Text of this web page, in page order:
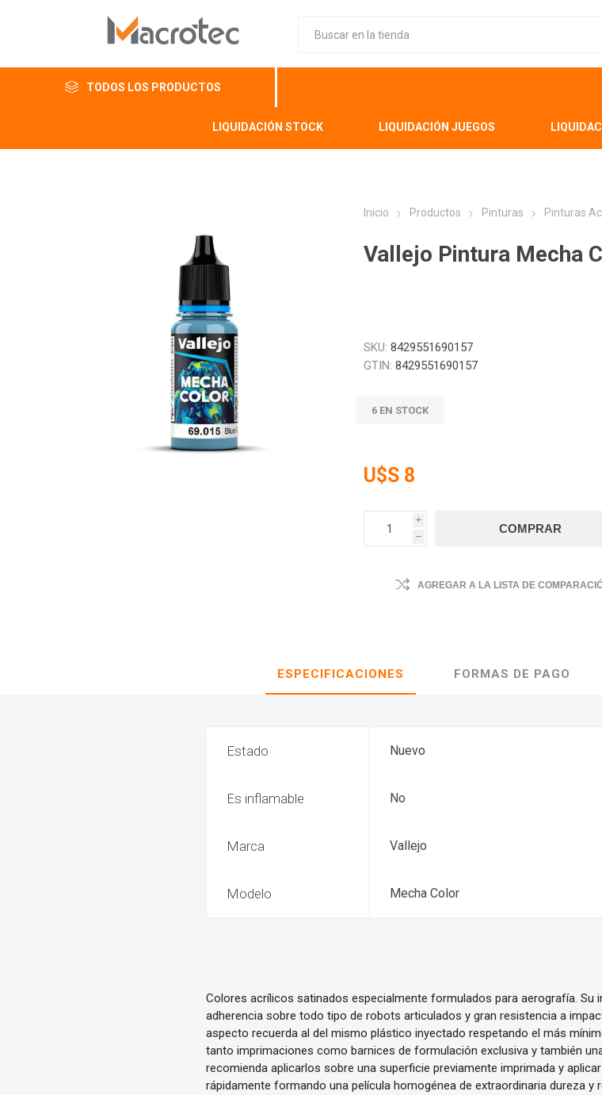
TODOS LOS PRODUCTOS
LIQUIDACIÓN STOCK LIQUIDACIÓN JUEGOS
Inicio Productos Pinturas Pinturas
Vallejo Pintura Mecha
SKU: 8429551690157
GTIN: 8429551690157
6 EN STOCK
U$S 8
i
h
AGREGAR A LA LISTA DE
ESPECIFICACIONES FORMAS DE PAGO
Estado Nuevo
Es inflamable No
Marca Vallejo
Modelo Mecha Color
Colores acrílicos satinados especialmente formulados para aerografía. Su
adherencia sobre todo tipo de robots articulados y gran resistencia a
aspecto recuerda al del mismo plástico inyectado respetando el más
tanto imprimaciones como barnices de formulación exclusiva y también
recomienda aplicarlos sobre una superficie previamente imprimada y
rápidamente formando una película homogénea de extraordinaria dureza